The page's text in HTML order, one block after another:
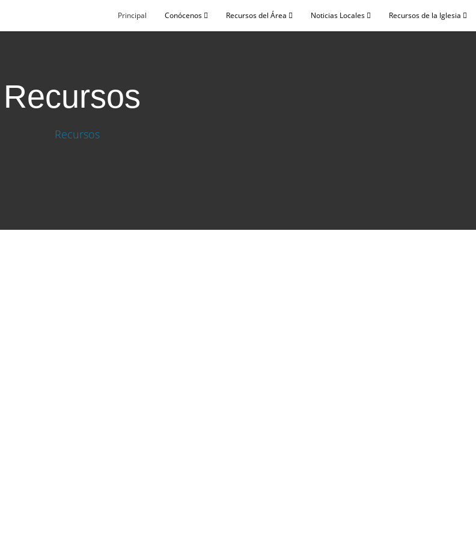
Principal Conócenos Recursos del Área Noticias Locales Recursos de la Iglesia
Recursos